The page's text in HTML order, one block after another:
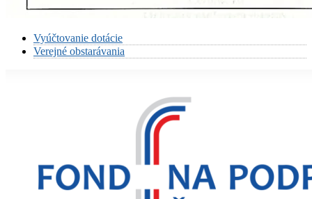
Vyúčtovanie dotácie
Verejné obstarávania